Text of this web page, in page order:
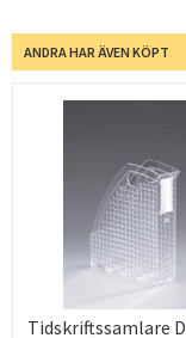
ANDRA HAR ÄVEN KÖPT
Tidskriftssamlare